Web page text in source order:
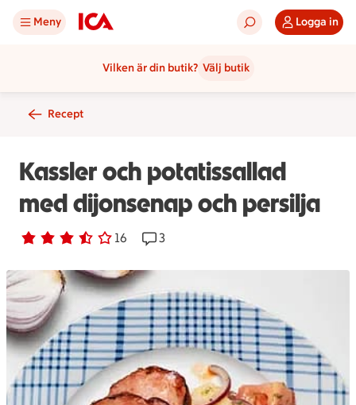
Meny Logga in
Vilken är din butik? Välj butik
Recept
Kassler och potatissallad
med dijonsenap och persilja
Betyg 3.6 av 5. 16
16 personer har röstatReceptet har 3 kommentarer
3